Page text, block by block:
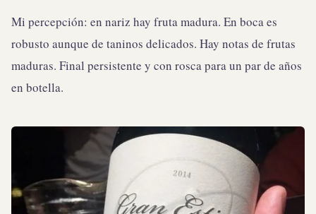
Mi percepción: en nariz hay fruta madura. En boca es
robusto aunque de taninos delicados. Hay notas de frutas
maduras. Final persistente y con rosca para un par de años
en botella.